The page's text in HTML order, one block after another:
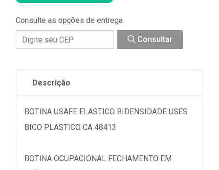
Consulte as opções de entrega
Consultar
Descrição
BOTINA USAFE ELASTICO BIDENSIDADE USES
BICO PLASTICO CA 48413
BOTINA OCUPACIONAL FECHAMENTO EM